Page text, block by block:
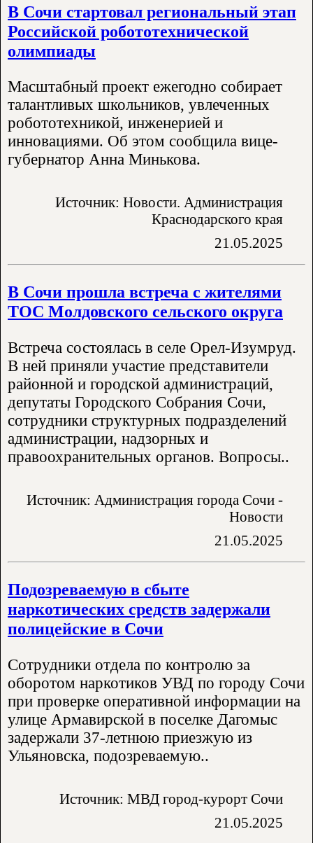
В Сочи стартовал региональный этап
Российской робототехнической
олимпиады
Масштабный проект ежегодно собирает
талантливых школьников, увлеченных
робототехникой, инженерией и
инновациями. Об этом сообщила вице-
губернатор Анна Минькова.
Источник: Новости. Администрация
Краснодарского края
21.05.2025
В Сочи прошла встреча с жителями
ТОС Молдовского сельского округа
Встреча состоялась в селе Орел-Изумруд.
В ней приняли участие представители
районной и городской администраций,
депутаты Городского Собрания Сочи,
сотрудники структурных подразделений
администрации, надзорных и
правоохранительных органов. Вопросы..
Источник: Администрация города Сочи -
Новости
21.05.2025
Подозреваемую в сбыте
наркотических средств задержали
полицейские в Сочи
Сотрудники отдела по контролю за
оборотом наркотиков УВД по городу Сочи
при проверке оперативной информации на
улице Армавирской в поселке Дагомыс
задержали 37-летнюю приезжую из
Ульяновска, подозреваемую..
Источник: МВД город-курорт Сочи
21.05.2025